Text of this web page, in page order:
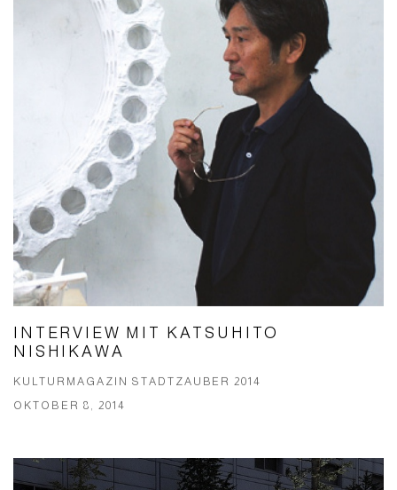
INTERVIEW MIT KATSUHITO
NISHIKAWA
KULTURMAGAZIN STADTZAUBER 2014
OKTOBER 8, 2014